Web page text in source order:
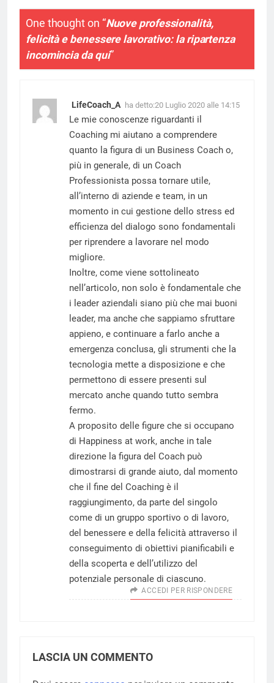
One thought on “Nuove professionalità,
felicità e benessere lavorativo: la ripartenza
incomincia da qui”
LifeCoach_A ha detto:20 Luglio 2020 alle 14:15
Le mie conoscenze riguardanti il
Coaching mi aiutano a comprendere
quanto la figura di un Business Coach o,
più in generale, di un Coach
Professionista possa tornare utile,
all’interno di aziende e team, in un
momento in cui gestione dello stress ed
efficienza del dialogo sono fondamentali
per riprendere a lavorare nel modo
migliore.
Inoltre, come viene sottolineato
nell’articolo, non solo è fondamentale che
i leader aziendali siano più che mai buoni
leader, ma anche che sappiamo sfruttare
appieno, e continuare a farlo anche a
emergenza conclusa, gli strumenti che la
tecnologia mette a disposizione e che
permettono di essere presenti sul
mercato anche quando tutto sembra
fermo.
A proposito delle figure che si occupano
di Happiness at work, anche in tale
direzione la figura del Coach può
dimostrarsi di grande aiuto, dal momento
che il fine del Coaching è il
raggiungimento, da parte del singolo
come di un gruppo sportivo o di lavoro,
del benessere e della felicità attraverso il
conseguimento di obiettivi pianificabili e
della scoperta e dell’utilizzo del
potenziale personale di ciascuno.
ACCEDI PER RISPONDERE
LASCIA UN COMMENTO